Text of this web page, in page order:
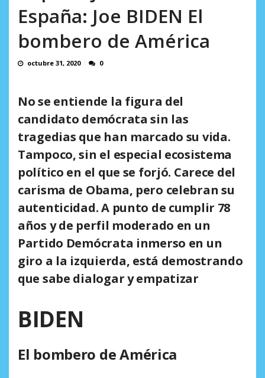
España: Joe BIDEN El
bombero de América
octubre 31, 2020 0
No se entiende la figura del
candidato demócrata sin las
tragedias que han marcado su vida.
Tampoco, sin el especial ecosistema
político en el que se forjó. Carece del
carisma de Obama, pero celebran su
autenticidad. A punto de cumplir 78
años y de perfil moderado en un
Partido Demócrata inmerso en un
giro a la izquierda, está demostrando
que sabe dialogar y empatizar
BIDEN
El bombero de América